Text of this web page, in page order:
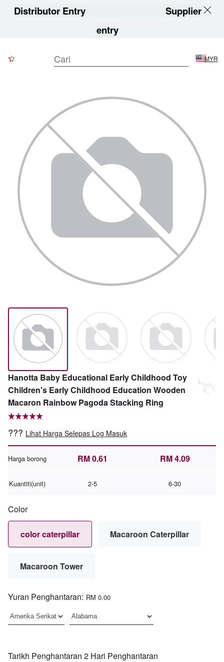
Distributor Entry
Supplier
entry
MYR
Hanotta Baby Educational Early Childhood Toy
Children's Early Childhood Education Wooden
Macaron Rainbow Pagoda Stacking Ring
??? Lihat Harga Selepas Log Masuk
Harga borong
Kuantiti(unit)
RM 0.61
2-5
RM 4.09
6-30
Color
color caterpillar Macaroon Caterpillar
Macaroon Tower
Yuran Penghantaran: RM 0.00
Tarikh Penghantaran 2 Hari Penghantaran